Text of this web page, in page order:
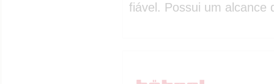
fiável. Possui um alcance